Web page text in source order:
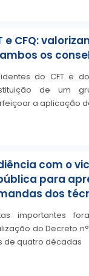
e CFQ:
os
do CFT e
de um
a aplicação
com o
para
dos
importantes
do Decreto
de quatro décadas